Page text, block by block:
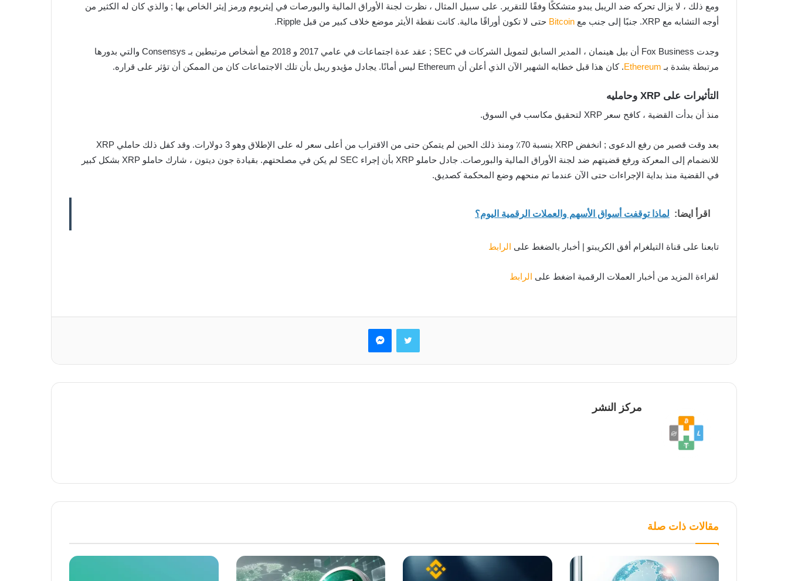
ومع ذلك ، لا يزال تحركه ضد الريبل يبدو متشككًا وفقًا للتقرير. على سبيل المثال ، نظرت لجنة الأوراق المالية والبورصات في إيثريوم ورمز إيثر الخاص بها ; والذي كان له الكثير من
أوجه التشابه مع XRP. جنبًا إلى جنب مع
Bitcoin حتى لا تكون أوراقًا مالية. كانت نقطة الأيثر موضع خلاف كبير من قبل Ripple.
وجدت Fox Business أن بيل هينمان ، المدير السابق لتمويل الشركات في SEC ; عقد عدة اجتماعات في عامي 2017 و 2018 مع أشخاص مرتبطين بـ Consensys والتي بدورها
مرتبطة بشدة بـ Ethereum. كان هذا قبل خطابه الشهير الآن الذي أعلن أن Ethereum ليس أمانًا. يجادل مؤيدو ريبل بأن تلك الاجتماعات كان من الممكن أن تؤثر على قراره.
التأثيرات على XRP وحامليه
منذ أن بدأت القضية ، كافح سعر XRP لتحقيق مكاسب في السوق.
بعد وقت قصير من رفع الدعوى ; انخفض XRP بنسبة 70٪ ومنذ ذلك الحين لم يتمكن حتى من الاقتراب من أعلى سعر له على الإطلاق وهو 3 دولارات. وقد كفل ذلك حاملي XRP
للانضمام إلى المعركة ورفع قضيتهم ضد لجنة الأوراق المالية والبورصات. جادل حاملو XRP بأن إجراء SEC لم يكن في مصلحتهم. بقيادة جون ديتون ، شارك حاملو XRP بشكل كبير
في القضية منذ بداية الإجراءات حتى الآن عندما تم منحهم وضع المحكمة كصديق.
اقرأ ايضا: لماذا توقفت أسواق الأسهم والعملات الرقمية اليوم؟
تابعنا على قناة التيلغرام أفق الكريبتو | أخبار بالضغط على الرابط
لقراءة المزيد من أخبار العملات الرقمية اضغط على الرابط
تويتر ماسنجر
مركز النشر
مقالات ذات صلة